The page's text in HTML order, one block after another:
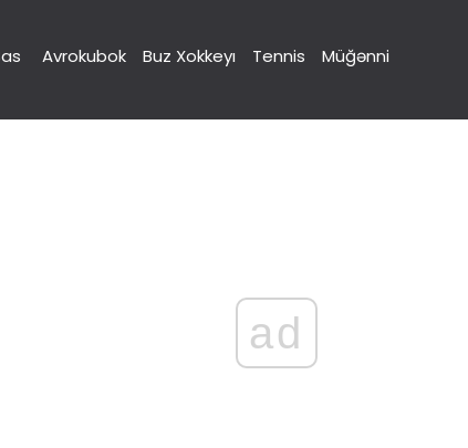
Avrokubok Buz Xokkeyı Tennis Müğənni
ad